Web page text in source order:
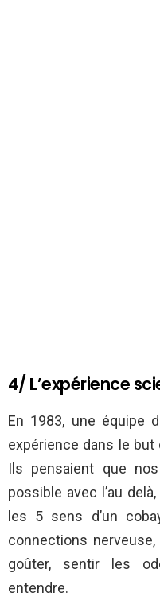
4/ L’expérience
En 1983, une équipe
expérience dans le but
Ils pensaient que
possible avec l’au
les 5 sens d’un
connections
goûter, sentir les
entendre.